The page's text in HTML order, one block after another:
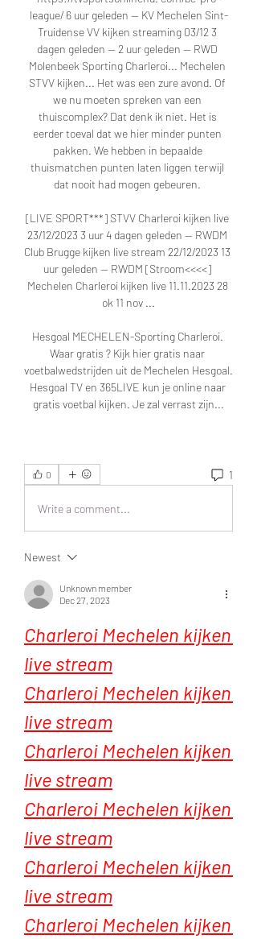
league/ 6 uur geleden — KV Mechelen Sint-
Truidense VV kijken streaming 03/12 3
dagen geleden — 2 uur geleden — RWD
Molenbeek Sporting Charleroi... Mechelen
STVV kijken... Het was een zure avond. Of
we nu moeten spreken van een
thuiscomplex? Dat denk ik niet. Het is
eerder toeval dat we hier minder punten
pakken. We hebben in bepaalde
thuismatchen punten laten liggen terwijl
dat nooit had mogen gebeuren.
[LIVE SPORT***] STVV Charleroi kijken live
23/12/2023 3 uur 4 dagen geleden — RWDM
Club Brugge kijken live stream 22/12/2023 13
uur geleden — RWDM [Stroom<<<<]
Mechelen Charleroi kijken live 11.11.2023 28
ok 11 nov ...
Hesgoal MECHELEN-Sporting Charleroi.
Waar gratis ? Kijk hier gratis naar
voetbalwedstrijden uit de Mechelen Hesgoal.
Hesgoal TV en 365LIVE kun je online naar
gratis voetbal kijken. Je zal verrast zijn...
0 1
Write a comment...
Newest
Unknown member
Dec 27, 2023
Charleroi Mechelen kijken
live stream
Charleroi Mechelen kijken
live stream
Charleroi Mechelen kijken
live stream
Charleroi Mechelen kijken
live stream
Charleroi Mechelen kijken
live stream
Charleroi Mechelen kijken